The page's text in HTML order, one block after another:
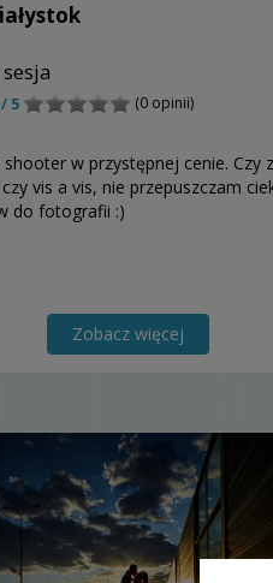
5
(0 opinii)
w przystępnej cenie. Czy z
vis a vis, nie przepuszczam
do fotografii :)
Zobacz więcej